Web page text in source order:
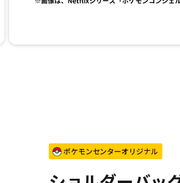
ポケモンセンターオリジナル